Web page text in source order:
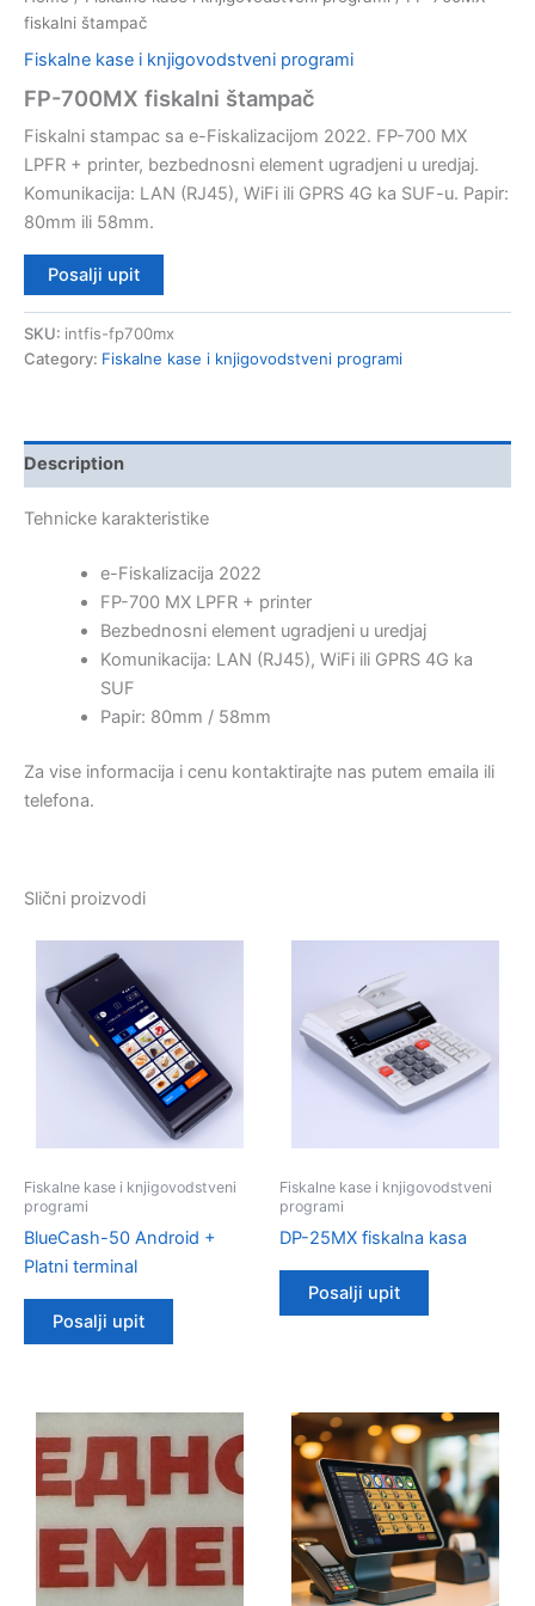
fiskalni štampač
Fiskalne kase i knjigovodstveni programi
FP-700MX fiskalni štampač
Fiskalni stampac sa e-Fiskalizacijom 2022. FP-700 MX
LPFR + printer, bezbednosni element ugradjeni u uredjaj.
Komunikacija: LAN (RJ45), WiFi ili GPRS 4G ka SUF-u. Papir:
80mm ili 58mm.
Posalji upit
SKU: intfis-fp700mx
Category: Fiskalne kase i knjigovodstveni programi
Description
Tehnicke karakteristike
e-Fiskalizacija 2022
FP-700 MX LPFR + printer
Bezbednosni element ugradjeni u uredjaj
Komunikacija: LAN (RJ45), WiFi ili GPRS 4G ka
SUF
Papir: 80mm / 58mm
Za vise informacija i cenu kontaktirajte nas putem emaila ili
telefona.
Slični proizvodi
Fiskalne kase i knjigovodstveni
programi
BlueCash-50 Android +
Platni terminal
Posalji upit
Fiskalne kase i knjigovodstveni
programi
DP-25MX fiskalna kasa
Posalji upit